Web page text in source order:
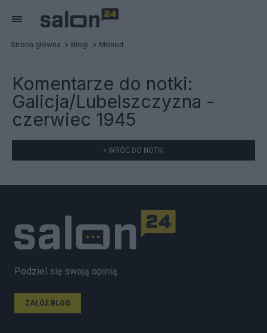
Strona główna Blogi Mohort
Komentarze do notki:
Galicja/Lubelszczyzna -
czerwiec 1945
« WRÓĆ DO NOTKI
Podziel się swoją opinią
ZAŁÓŻ BLOG